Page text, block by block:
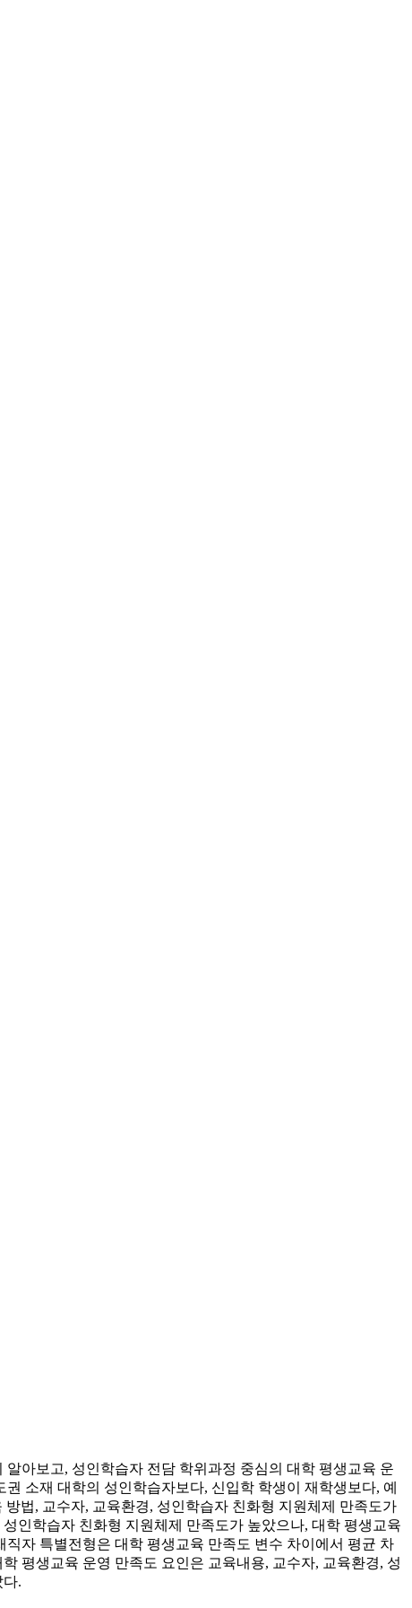
아보고, 성인학습자 전담 학위과정 중심의 대학 평생교육 운
소재 대학의 성인학습자보다, 신입학 학생이 재학생보다, 예
법, 교수자, 교육환경, 성인학습자 친화형 지원체제 만족도가
인학습자 친화형 지원체제 만족도가 높았으나, 대학 평생교육
자 특별전형은 대학 평생교육 만족도 변수 차이에서 평균 차
평생교육 운영 만족도 요인은 교육내용, 교수자, 교육환경, 성
.